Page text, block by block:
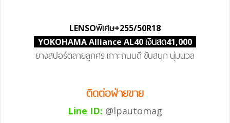
LENSOพิเศษ+255/50R18
YOKOHAMA Alliance AL40 เงินสด41,000
ยางสปอร์ตลายลูกศร เกาะถนนดี ขับสนุก นุ่มนวล
ติดต่อฝ่ายขาย
Line ID: @lpautomag